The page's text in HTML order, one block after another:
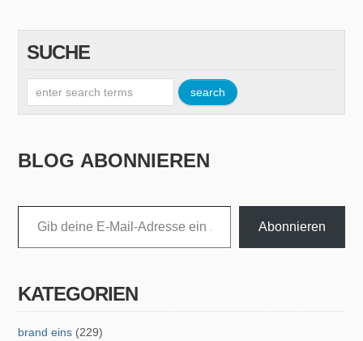
SUCHE
BLOG ABONNIEREN
Gib deine E-Mail-Adresse ein ...
Abonnieren
KATEGORIEN
brand eins (229)